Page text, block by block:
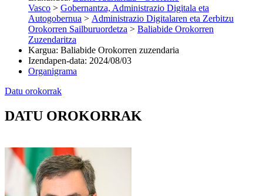
Vasco > Gobernantza, Administrazio Digitala eta
Autogobernua > Administrazio Digitalaren eta Zerbitzu
Orokorren Sailburuordetza > Baliabide Orokorren
Zuzendaritza
Kargua: Baliabide Orokorren zuzendaria
Izendapen-data: 2024/08/03
Organigrama
Datu orokorrak
DATU OROKORRAK